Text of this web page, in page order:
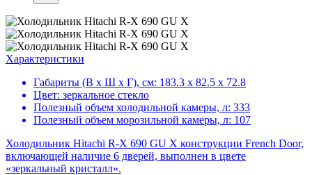
Характеристики
Габариты (В х Ш х Г), см: 183.3 х 82.5 х 72.8
Цвет: зеркальное стекло
Полезный объем холодильной камеры, л: 333
Полезный объем морозильной камеры, л: 107
Холодильник Hitachi R-X 690 GU X конструкции French Door,
включающей наличие 6 дверей, выполнен в цвете
«зеркальный кристалл».